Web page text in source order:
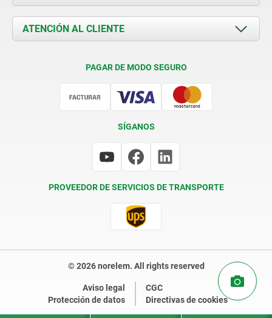
Novedades
Contacto
Documents
ATENCIÓN AL CLIENTE
PAGAR DE MODO SEGURO
SÍGANOS
PROVEEDOR DE SERVICIOS DE TRANSPORTE
© 2026 norelem. All rights reserved
Aviso legal
CGC
Protección de datos
Directivas de cookies